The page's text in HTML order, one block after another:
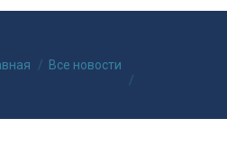
здесь:Все новости